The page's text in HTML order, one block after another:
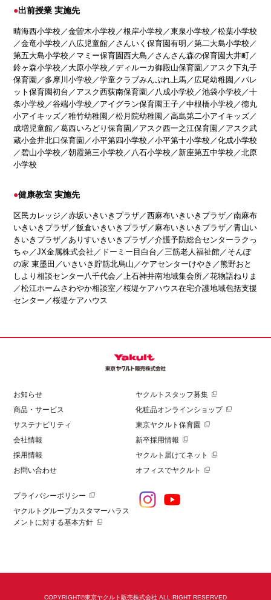
出前授業 実施先
晴海西小学校／金曽木小学校／根岸小学校／東泉小学校／松葉小学校
／金竜小学校／八広児童館／さんいく保育園有明／第二大島小学校／
第五大島小学校／マミー保育園西大島／さんさん森の保育園大井町／
鈴ヶ森小学校／大原小学校／ディルーカ御殿山保育園／アスク下丸子
保育園／多摩川小学校／学童クラブみんぷれ上馬／広尾幼稚園／パレ
ット保育園初台／アスク西荻南保育園／八成小学校／池袋小学校／十
条小学校／谷端小学校／アイグラン保育園王子／中根橋小学校／徳丸
小アイキッズ／稚竹幼稚園／松月院幼稚園／高島第二小アイキッズ／
成増児童館／葛西いろどり保育園／アスク西一之江保育園／アスク武
蔵小金井北口保育園／小平第四小学校／小平第十小学校／化成小学校
／碧山小学校／朝霞第三小学校／八石小学校／新座第五中学校／北原
小学校
健康教室 実施先
区民カレッジ／赤坂いきいきプラザ／西麻布いきいきプラザ／南麻布
いきいきプラザ／飯倉いきいきプラザ／麻布いきいきプラザ／青山い
きいきプラザ／ありすいきいきプラザ／介護予防総合センターラクっ
ちゃ／JX金属株式会社／ドーミー目白台／三筋老人福祉館／そんぽ
の家 東墨田／いきいき貯筋北烏山／ケアセンターけやき／熊野おと
しより相談センター八千代会／上石神井南地域集会所／花物語ねりま
／松江ホームさわやか相談室／桜堤ケアハウス在宅介護地域包括支援
センター／桜堤ケアハウス
お知らせ
商品・サービス
サステナビリティ
会社情報
採用情報
お問い合わせ
ヤクルトスタッフ募集
化粧品オンラインショップ
東京ヤクルト保育園
新卒採用情報
ヤクルト届けてネット
オフィスでヤクルト
プライバシーポリシー
ヤクルトグループカスタマーハラス
メントに対する基本方針
COPYRIGHT©東京ヤクルト販売株式会社 ALL RIGHT RESERVED